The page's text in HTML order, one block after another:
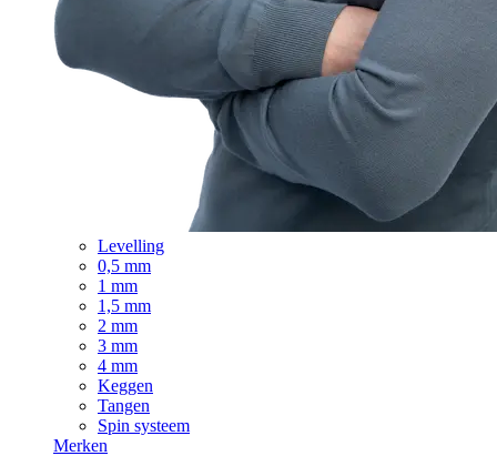
Levelling
0,5 mm
1 mm
1,5 mm
2 mm
3 mm
4 mm
Keggen
Tangen
Spin systeem
Merken